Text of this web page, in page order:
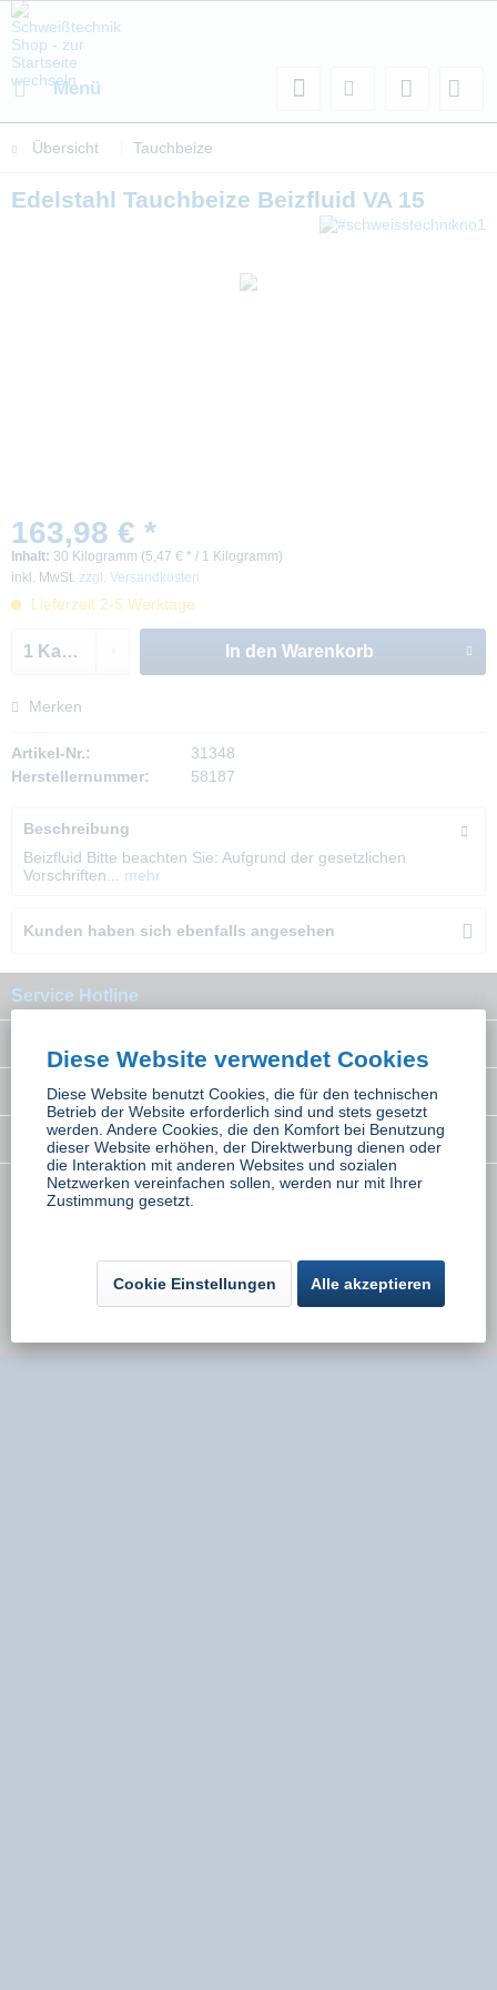
Menü
Übersicht Tauchbeize
Edelstahl Tauchbeize Beizfluid VA 15
163,98 € *
Inhalt: 30 Kilogramm (5,47 € * / 1 Kilogramm)
inkl. MwSt. zzgl. Versandkosten
Lieferzeit 2-5 Werktage
In den Warenkorb
Merken
Artikel-Nr.:
31348
Herstellernummer:
58187
Beschreibung
Beizfluid Bitte beachten Sie: Aufgrund der gesetzlichen
Vorschriften...
mehr
Kunden haben sich ebenfalls angesehen
Service Hotline
Rechtliches
Newsletter
* Alle Preise inkl. gesetzl. Mehrwertsteuer zzgl.
Widerrufsbelehrung Datenschutz AGB Impressum
Diese Website verwendet Cookies
Diese Website benutzt Cookies, die für den technischen
Betrieb der Website erforderlich sind und stets gesetzt
werden. Andere Cookies, die den Komfort bei Benutzung
dieser Website erhöhen, der Direktwerbung dienen oder
die Interaktion mit anderen Websites und sozialen
Netzwerken vereinfachen sollen, werden nur mit Ihrer
Zustimmung gesetzt.
Cookie Einstellungen Alle akzeptieren